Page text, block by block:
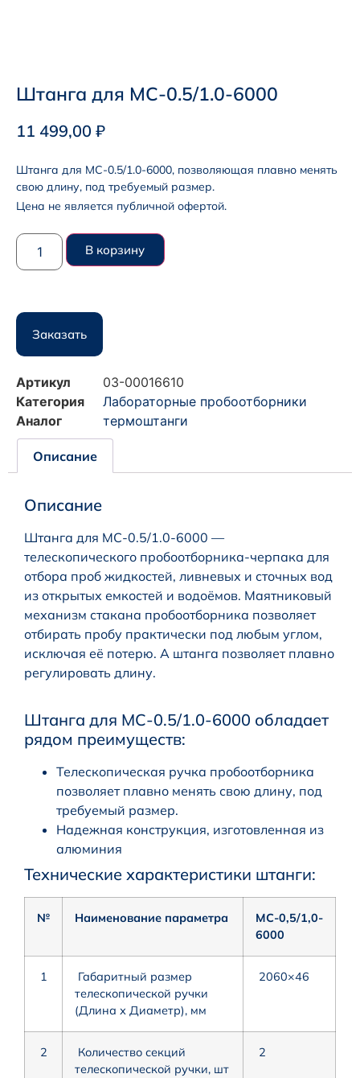
Штанга для МС-0.5/1.0-6000
11 499,00 ₽
Штанга для МС-0.5/1.0-6000, позволяющая плавно менять
свою длину, под требуемый размер.
Цена не является публичной офертой.
В корзину
Заказать
Артикул
03-00016610
Категория
Лабораторные пробоотборники
Аналог
термоштанги
Описание
Описание
Штанга для МС-0.5/1.0-6000 —
телескопического пробоотборника-черпака для
отбора проб жидкостей, ливневых и сточных вод
из открытых емкостей и водоёмов. Маятниковый
механизм стакана пробоотборника позволяет
отбирать пробу практически под любым углом,
исключая её потерю. А штанга позволяет плавно
регулировать длину.
Штанга для МС-0.5/1.0-6000 обладает
рядом преимуществ:
Телескопическая ручка пробоотборника
позволяет плавно менять свою длину, под
требуемый размер.
Надежная конструкция, изготовленная из
алюминия
Технические характеристики штанги:
№ Наименование параметра
МС-0,5/1,0-
6000
1
Габаритный размер
телескопической ручки
(Длина х Диаметр), мм
2060×46
2
Количество секций
телескопической ручки, шт
2